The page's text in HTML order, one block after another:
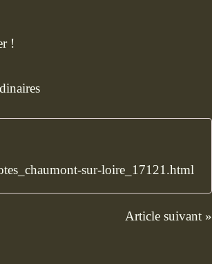
!
sur-loire_17121.html
Article suivant »